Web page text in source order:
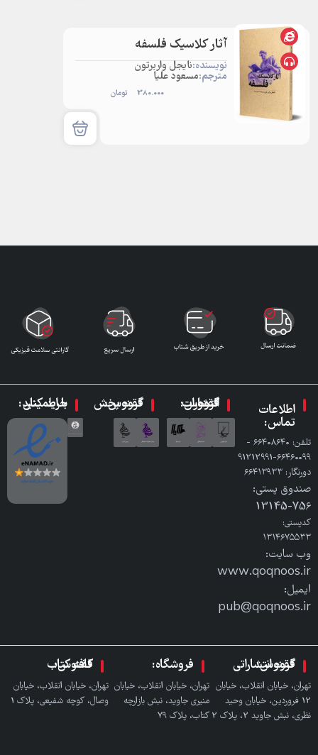
آثار کلاسیک فلسفه
نویسنده:نایجل واربرتون
مترجم:مسعود علیا
380.000 تومان
اطلاعات
تماس:
تلفن: ٦٦٤٠٨٦٤٠ -
٦٦٤٦٠٠٩٩-91212991
دورنگار: ٦٦٤١٣٩٣٣
صندوق پستی:
756-13145
کدپستی:
۱۳۱۴۶۷۵۵۳۳
وب سایت:
www.qoqnoos.ir
ایمیل:
pub@qoqnoos.ir
گروه انتشارات ققنوس: گروه پخش ققنوس: با اطمینان خرید کنید:
گروه انتشاراتی ققنوس:
تهران، خیابان انقلاب، خیابان
12 فروردین، خیابان وحید
نظری، نبش جاوید 2، پلاک 2
فروشگاه:
تهران، خیابان انقلاب، خیابان
منیری جاوید، نبش بازارچه
کتاب، پلاک ٧٩
کافه کتاب ققنوس:
تهران، خیابان انقلاب، خیابان
وصال، کوچه شفیعی، پلاک 1